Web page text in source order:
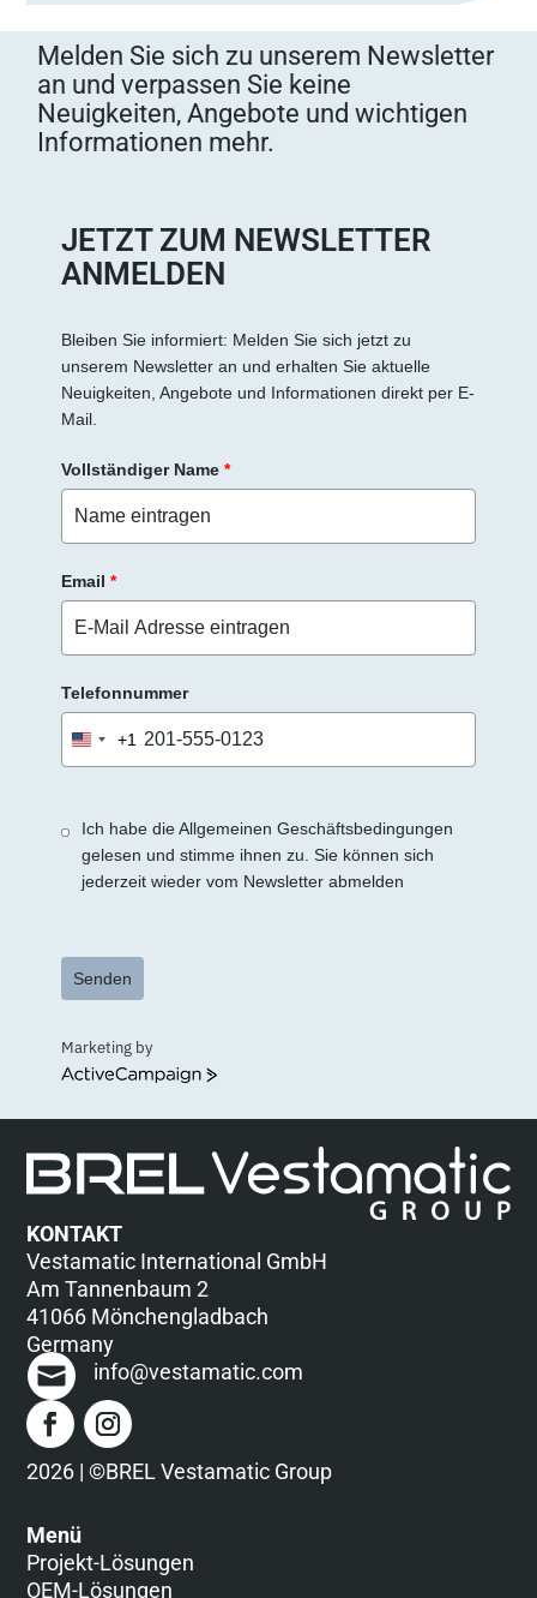
s
s
e
d
i
e
e
d
e
e
Melden Sie sich zu unserem Newsletter
an und verpassen Sie keine
Neuigkeiten, Angebote und wichtigen
Informationen mehr.
JETZT ZUM NEWSLETTER
ANMELDEN
Bleiben Sie informiert: Melden Sie sich jetzt zu
unserem Newsletter an und erhalten Sie aktuelle
Neuigkeiten, Angebote und Informationen direkt per E-
Mail.
Vollständiger Name *
Email *
Telefonnummer
United
States
+1
Ich habe die Allgemeinen Geschäftsbedingungen
gelesen und stimme ihnen zu. Sie können sich
jederzeit wieder vom Newsletter abmelden
Senden
Marketing by
ActiveCampaign
KONTAKT
Vestamatic International GmbH
Am Tannenbaum 2
41066 Mönchengladbach
Germany
info@vestamatic.com
2026 | ©BREL Vestamatic Group
Menü
Projekt-Lösungen
OEM-Lösungen